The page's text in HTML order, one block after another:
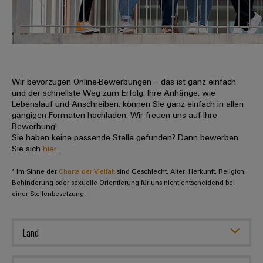
erlebbar
werden.
Datencenter
Produkte
für
Rechenzentren
–
effizient,
zuverlässig,
skalierbar
Energiespeicher
Lösungen
und
Anschlusstechnologie
DC-
u-
OS
Edge
Computing
Industrial
5G
Single
Leiterplattenklemmen
Gehäusesysteme
komponenten
Kabeleinführungssysteme
und
-
komponenten
Anschlussleitungen,
Patchkabel
Fast
Delivery
Beratung
und
digitale
Planung
easyConnect
-
Ihre
uns
Promotionfahrzeug
Distribution
Info
für
unsere
Partner
Vertrieb
Weidmüller
Zahlen
Unser
Vorstand
Nachhaltigkeit
Academy
People
Karriere
Stellen
für
Berufserfahrene
Für
Studierende
Werkstudententätigkeiten
Praktika
Abschlussarbeiten
Wir bevorzugen Online-Bewerbungen – das ist ganz einfach
und der schnellste Weg zum Erfolg. Ihre Anhänge, wie
Lebenslauf und Anschreiben, können Sie ganz einfach in allen
gängigen Formaten hochladen. Wir freuen uns auf Ihre
Bewerbung!
Sie haben keine passende Stelle gefunden? Dann bewerben
Sie sichhier
* Im Sinne der Charta der Vielfalt sind Geschlecht, Alter, Herkunft, Religion,
Behinderung oder sexuelle Orientierung für uns nicht entscheidend bei
einer Stellenbesetzung.
Land